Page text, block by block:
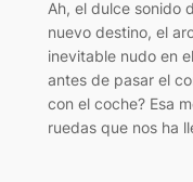
Ah, el dulce sonido
nuevo destino, el
inevitable nudo en
antes de pasar el
con el coche? Esa
ruedas que nos ha